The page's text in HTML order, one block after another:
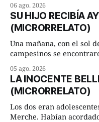
Dime, hombre sabio, ¿qué
consejero, que era muy
inmediato:
06 ago. 2026
SU HIJO RECIBÍA
(MICRORRELATO)
Una mañana, con el sol
campesinos se
remolachas, Manuel? —quiso
hacer, Paco. ¿Cómo va
—De momento mejor
05 ago. 2026
LA INOCENTE
(MICRORRELATO)
Los dos eran
Merche. Habían